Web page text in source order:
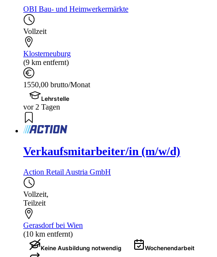
OBI Bau- und Heimwerkermärkte
Vollzeit
Klosterneuburg
(9 km entfernt)
1550,00 brutto/Monat
Lehrstelle
vor 2 Tagen
Verkaufsmitarbeiter/in (m/w/d)
Action Retail Austria GmbH
Vollzeit,
Teilzeit
Gerasdorf bei Wien
(10 km entfernt)
Keine Ausbildung notwendig
Wochenendarbeit